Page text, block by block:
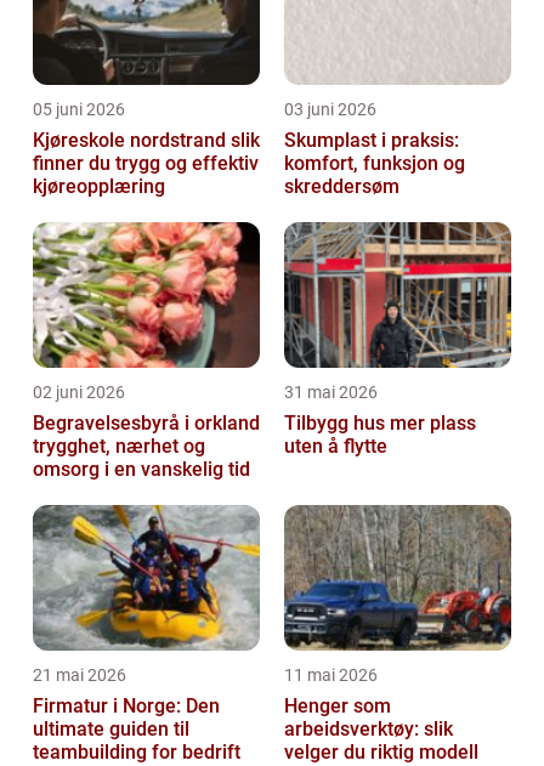
05 juni 2026
Kjøreskole nordstrand slik
finner du trygg og effektiv
kjøreopplæring
03 juni 2026
Skumplast i praksis:
komfort, funksjon og
skreddersøm
02 juni 2026
Begravelsesbyrå i orkland
trygghet, nærhet og
omsorg i en vanskelig tid
31 mai 2026
Tilbygg hus mer plass
uten å flytte
21 mai 2026
Firmatur i Norge: Den
ultimate guiden til
teambuilding for bedrift
11 mai 2026
Henger som
arbeidsverktøy: slik
velger du riktig modell